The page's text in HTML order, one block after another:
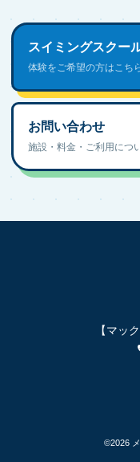
スイミングスクー
体験をご希望の方はこち
お問い合わせ
施設・料金・ご利用につ
【マッ
©2026